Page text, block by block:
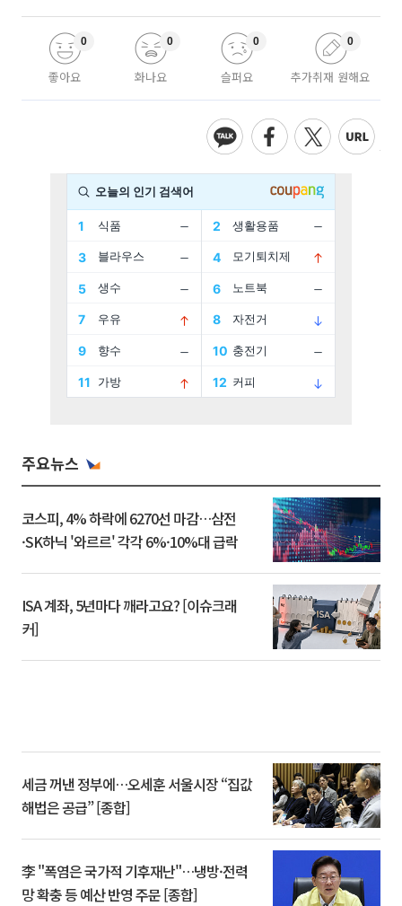
좋아요
0
화나요
0
슬퍼요
0
추가취재 원해요
0
주요뉴스
코스피, 4% 하락에 6270선 마감…삼전
·SK하닉 '와르르' 각각 6%·10%대 급락
ISA 계좌, 5년마다 깨라고요? [이슈크래
커]
세금 꺼낸 정부에…오세훈 서울시장 “집값
해법은 공급” [종합]
李 "폭염은 국가적 기후재난"…냉방·전력
망 확충 등 예산 반영 주문 [종합]